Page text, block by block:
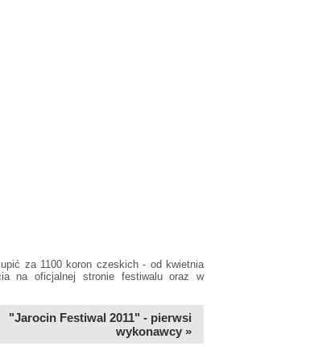
za 1100 koron czeskich - od kwietnia
na oficjalnej stronie festiwalu oraz w
"Jarocin Festiwal 2011" - pierwsi
wykonawcy »